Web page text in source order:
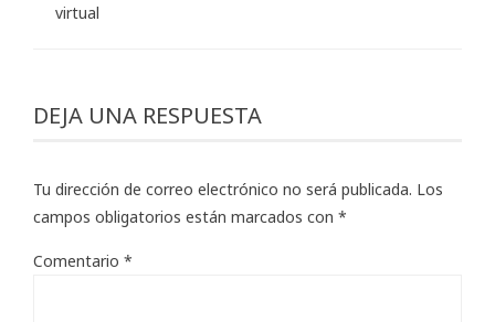
virtual
DEJA UNA RESPUESTA
Tu dirección de correo electrónico no será publicada. Los
campos obligatorios están marcados con *
Comentario *